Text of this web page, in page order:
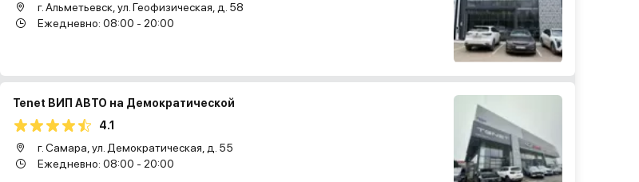
г. Альметьевск, ул. Геофизическая, д. 58
Ежедневно: 08:00 - 20:00
Tenet ВИП АВТО на Демократической
4.1
г. Самара, ул. Демократическая, д. 55
Ежедневно: 08:00 - 20:00